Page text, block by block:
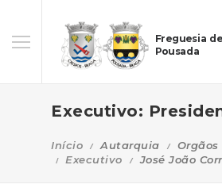
Freguesia
Pousada
Executivo:
Início Autarquia
Executivo
José João